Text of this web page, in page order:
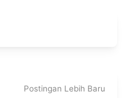
Postingan Lebih Baru